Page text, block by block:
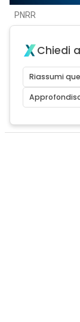
PNRR
Chiedi
Riassumi